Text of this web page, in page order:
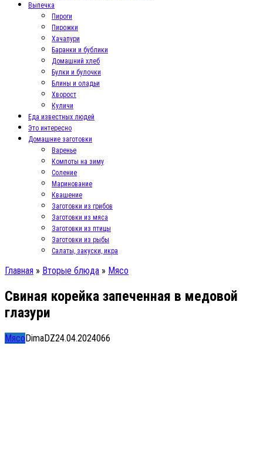
Выпечка
Пироги
Пирожки
Хачапури
Баранки и бублики
Домашний хлеб
Булки и булочки
Блины и оладьи
Хворост
Куличи
Еда известных людей
Это интересно
Домашние заготовки
Варенье
Компоты на зиму
Соление
Маринование
Квашение
Заготовки из грибов
Заготовки из мяса
Заготовки из птицы
Заготовки из рыбы
Салаты, закуски, икра
Главная » Вторые блюда » Мясо
Свиная корейка запеченная в медовой
глазури
МясоDimaDZ24.04.2024066